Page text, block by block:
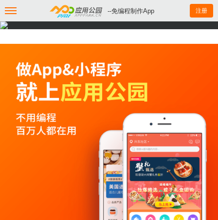
--免编程制作App 注册